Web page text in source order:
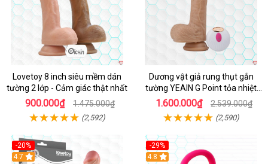
Lovetoy 8 inch siêu mềm dán
tường 2 lớp - Cảm giác thật nhất
900.000₫ 1.475.000₫
(2,592)
Dương vật giả rung thụt gắn
tường YEAIN G Point tỏa nhiệt
điều khiển từ xa
1.600.000₫ 2.539.000₫
(2,590)
-20%
Hot
4.7
-29%
Hot
4.8